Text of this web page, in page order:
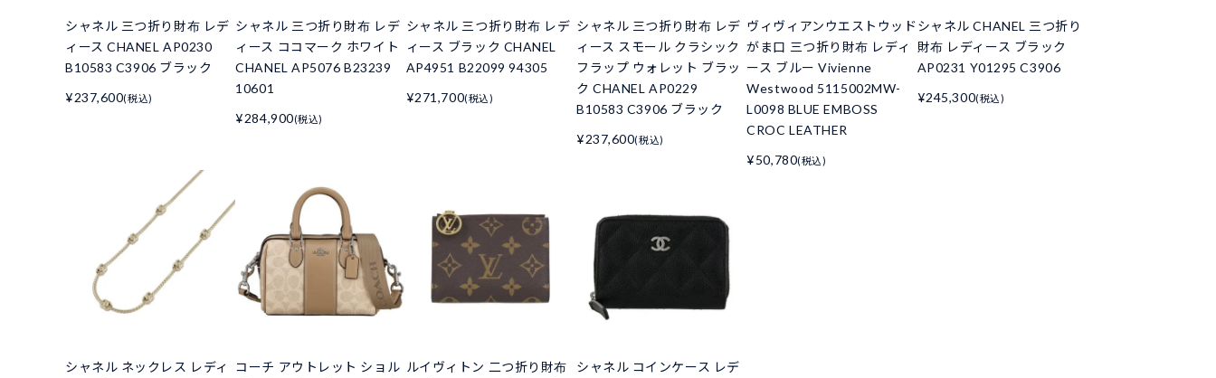
シャネル 三つ折り財布 レデ
ィース CHANEL AP0230
B10583 C3906 ブラック
¥237,600(税込)
シャネル 三つ折り財布 レデ
ィース ココマーク ホワイト
CHANEL AP5076 B23239
10601
¥284,900(税込)
シャネル 三つ折り財布 レデ
ィース ブラック CHANEL
AP4951 B22099 94305
¥271,700(税込)
シャネル 三つ折り財布 レデ
ィース スモール クラシック
フラップ ウォレット ブラッ
ク CHANEL AP0229
B10583 C3906 ブラック
¥237,600(税込)
ヴィヴィアンウエストウッド
がま口 三つ折り財布 レディ
ース ブルー Vivienne
Westwood 5115002MW-
L0098 BLUE EMBOSS
CROC LEATHER
¥50,780(税込)
シャネル CHANEL 三つ折り
財布 レディース ブラック
AP0231 Y01295 C3906
¥245,300(税込)
シャネル ネックレス レディ
コーチ アウトレット ショル ルイヴィトン 二つ折り財布
シャネル コインケース レデ